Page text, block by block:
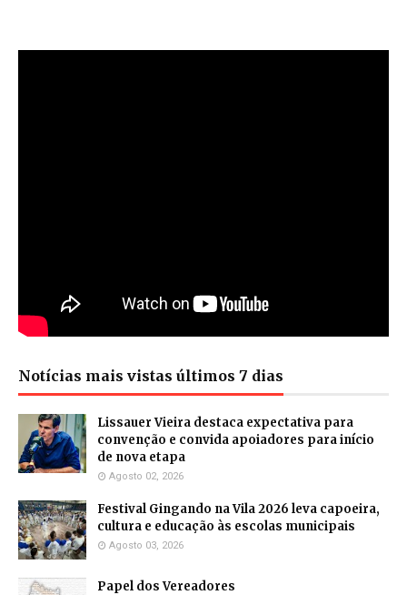
Notícias mais vistas últimos 7 dias
Lissauer Vieira destaca expectativa para
convenção e convida apoiadores para início
de nova etapa
Agosto 02, 2026
Festival Gingando na Vila 2026 leva capoeira,
cultura e educação às escolas municipais
Agosto 03, 2026
Papel dos Vereadores